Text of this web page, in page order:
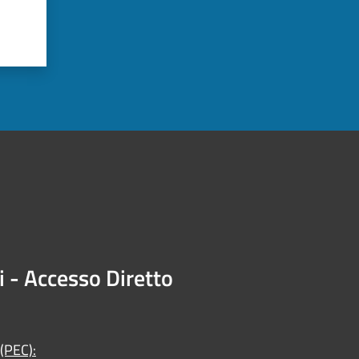
Accesso Diretto